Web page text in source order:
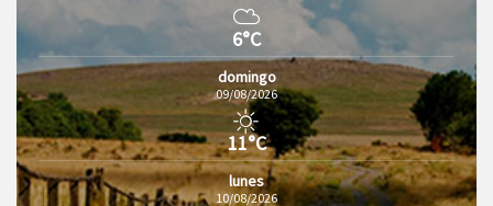
6°C
domingo
09/08/2026
11°C
lunes
10/08/2026